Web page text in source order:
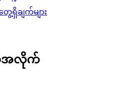
ရှိချက်များ
စ်အလိုက်